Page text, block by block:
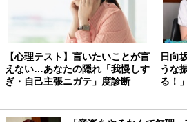
【心理テスト】言いたいことが言
えない…あなたの隠れ「我慢しす
ぎ・自己主張ニガテ」度診断
日向
うな
る！